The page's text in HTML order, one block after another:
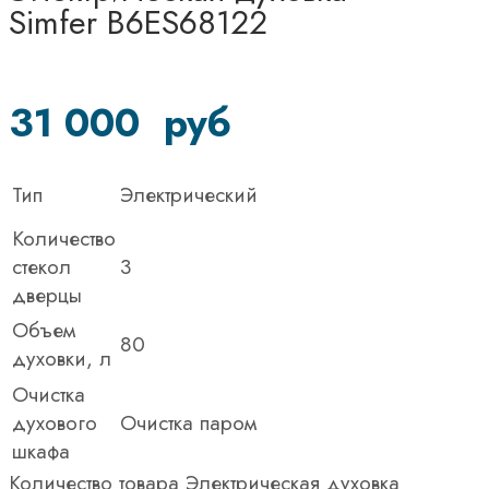
Simfer B6ES68122
31 000 руб
Тип
Электрический
Количество
стекол
дверцы
3
Объем
духовки, л 80
Очистка
духового
шкафа
Очистка паром
Количество товара Электрическая духовка